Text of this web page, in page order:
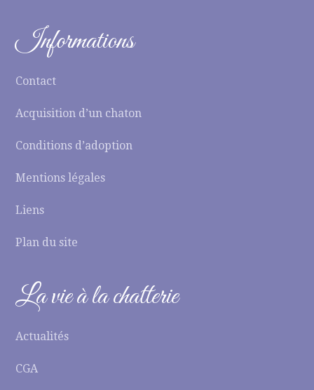
Informations
Contact
Acquisition d’un chaton
Conditions d’adoption
Mentions légales
Liens
Plan du site
La vie à la chatterie
Actualités
CGA